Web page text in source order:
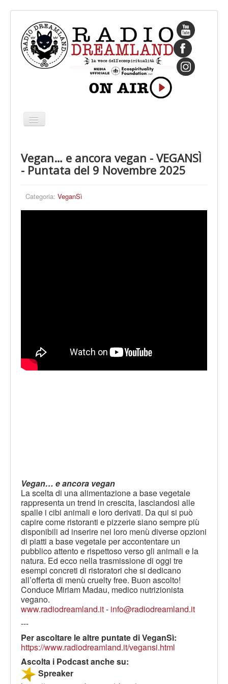
Cambia
navigazione
CHI SIAMO
IL FONDATORE
PROGRAMMI
PALINSESTO
Vegan… e ancora vegan - VEGANSÌ
- Puntata del 9 Novembre 2025
Categoria: VeganSì
Vegan… e ancora vegan
La scelta di una alimentazione a base vegetale
rappresenta un trend in crescita, lasciandosi alle
spalle i cibi animali e loro derivati. Da qui si può
capire come ristoranti e pizzerie siano sempre più
disponibili ad inserire nei loro menù diverse opzioni
di piatti a base vegetale per accontentare un
pubblico attento e rispettoso verso gli animali e la
natura. Ed ecco nella trasmissione di oggi tre
esempi concreti di ristoratori che si dedicano
all’offerta di menù cruelty free. Buon ascolto!
Conduce Miriam Madau, medico nutrizionista
vegano.
www.radiodreamland.it- info@radiodreamland.it
---
Per ascoltare le altre puntate di VeganSì:
https://www.radiodreamland.it/vegansi.html
Ascolta i Podcast anche su:
Spreaker